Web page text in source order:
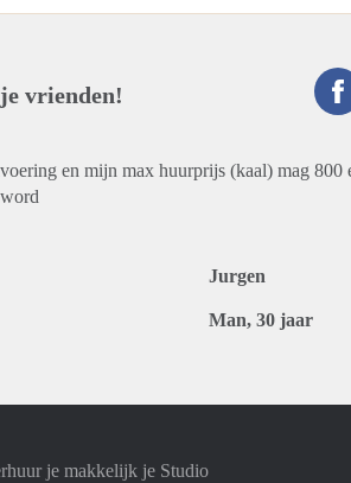
vrienden!
en mijn max huurprijs (kaal) mag
Jurgen
Man, 30 jaar
je makkelijk je Studio